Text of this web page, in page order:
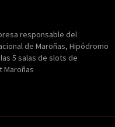
responsable del
de Maroñas, Hipódromo
5 salas de slots de
Maroñas